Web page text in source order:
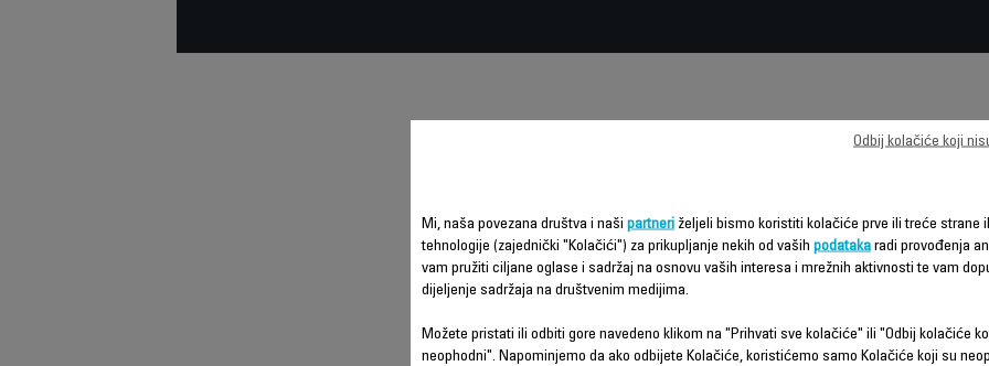
Mi, naša povezana društva i naši partneri željeli bismo koristiti kolačiće prve ili treće strane
tehnologije (zajednički "Kolačići") za prikupljanje nekih od vaših podataka radi provođenja
vam pružiti ciljane oglase i sadržaj na osnovu vaših interesa i mrežnih aktivnosti te vam
dijeljenje sadržaja na društvenim medijima.
Možete pristati ili odbiti gore navedeno klikom na "Prihvati sve kolačiće" ili "Odbij kolačiće
neophodni". Napominjemo da ako odbijete Kolačiće, koristićemo samo Kolačiće koji su
Odbij kolačiće koji